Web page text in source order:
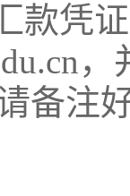
款凭
，
备注